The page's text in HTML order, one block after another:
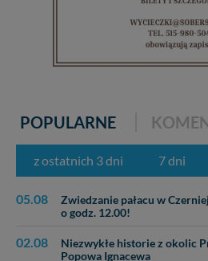
POPULARNE
z ostatnich 3 dni 7 dni
05.08
Zwiedzanie pałacu w
o godz. 12.00!
02.08
Niezwykłe historie z okolic
Popowa Ignacewa